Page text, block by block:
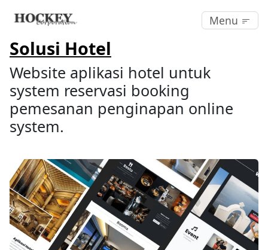
Menu
Solusi Hotel
Website aplikasi hotel untuk
system reservasi booking
pemesanan penginapan online
system.